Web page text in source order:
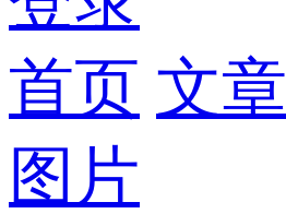
首页 文章
图片